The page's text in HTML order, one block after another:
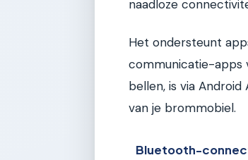
naadloze
Het ondersteunt
communicatie-apps
bellen, is via
van je brommobiel.
Bluetooth-